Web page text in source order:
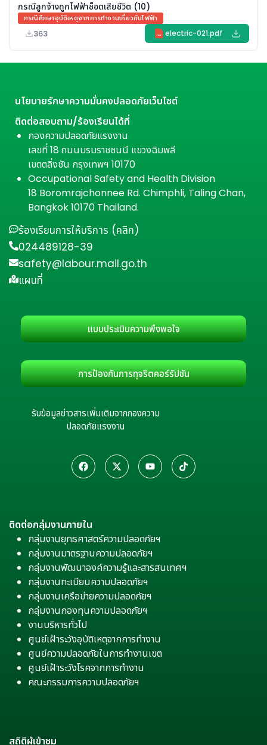
กรณีลูกจ้างถูกไฟฟ้าซ็อตเสียชีวิต (10)
กรณีศึกษาอุบัติเหตุจากการทำงานเกี่ยวกับไฟฟ้า
363 PDF electric-021.pdf
นโยบายรักษาความมั่นคงปลอดภัยเว็บไซต์
ติดต่อสอบถาม/ร้องเรียนได้ที่
กองความปลอดภัยแรงงาน
เลขที่ 18 ถนนบรมราชชนนี แขวงฉิมพลี
เขตตลิ่งชัน กรุงเทพฯ 10170
Occupational Safety and Health Division
18 Boromrajchonnee Rd. Chimphli, Taling Chan,
Bangkok 10170 Thailand.
ร้องเรียนการให้บริการ (คลิก)
024489128-39
safety@labour.mail.go.th
แผนที่
แบบประเมินความพึงพอใจ
การป้องกันการทุจริตคอร์รัปชัน
รับข้อมูลข่าวสารเพิ่มเติมจากกองความ
ปลอดภัยแรงงาน
ติดต่อกลุ่มงานภายใน
กลุ่มงานยุทธศาสตร์ความปลอดภัยฯ
กลุ่มงานมาตรฐานความปลอดภัยฯ
กลุ่มงานพัฒนาองค์ความรู้และสารสนเทศฯ
กลุ่มงานทะเบียนความปลอดภัยฯ
กลุ่มงานเครือข่ายความปลอดภัยฯ
กลุ่มงานกองทุนความปลอดภัยฯ
งานบริหารทั่วไป
ศูนย์เฝ้าระวังอุบัติเหตุจากการทำงาน
ศูนย์ความปลอดภัยในการทำงานเขต
ศูนย์เฝ้าระวังโรคจากการทำงาน
คณะกรรมการความปลอดภัยฯ
สถิติผู้เข้าชม